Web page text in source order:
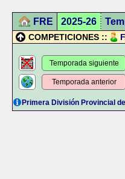
FRE 2025-26
COMPETICIONES ::
Temporada siguiente
Temporada anterior
Primera División Provincial